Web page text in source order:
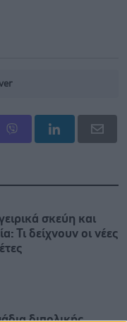
σκεύη και
Τι δείχνουν οι νέες